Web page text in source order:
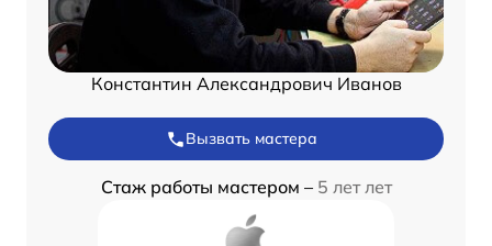
Константин Александрович Иванов
Вызвать мастера
Стаж работы мастером – 5 лет лет